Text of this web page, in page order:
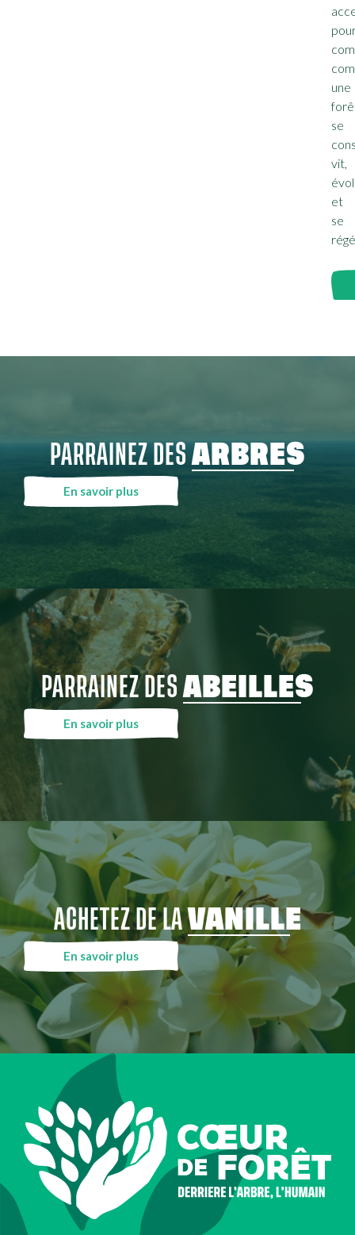
une
se
vit,
et
se
PARRAINEZ DES ARBRES
En savoir plus
PARRAINEZ DES ABEILLES
En savoir plus
ACHETEZ DE LAVANILLE
En savoir plus